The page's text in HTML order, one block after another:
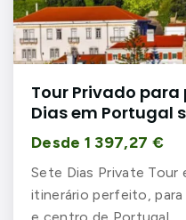
Tour Privado para
Dias em Portugal
Desde 1 397,27 €
Sete Dias Private Tour
itinerário perfeito,